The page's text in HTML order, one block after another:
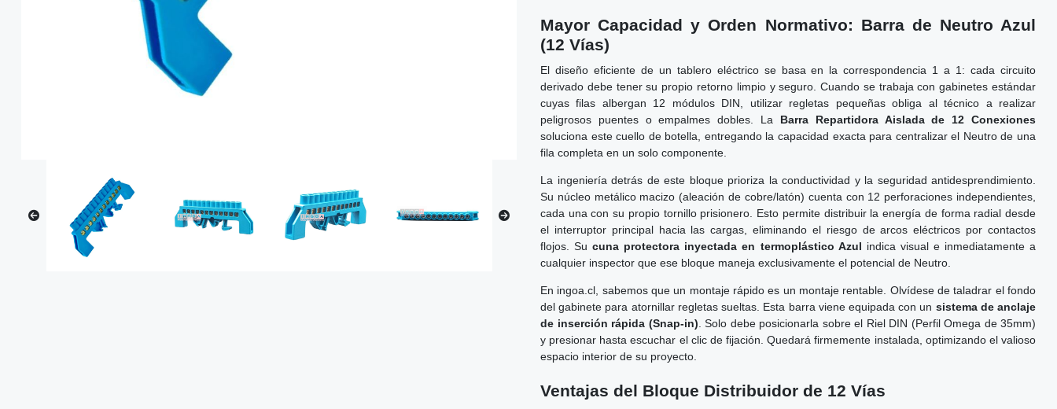
Mayor Capacidad y Orden Normativo: Barra de Neutro Azul
(12 Vías)
El diseño eficiente de un tablero eléctrico se basa en la correspondencia 1 a 1: cada circuito
derivado debe tener su propio retorno limpio y seguro. Cuando se trabaja con gabinetes estándar
cuyas filas albergan 12 módulos DIN, utilizar regletas pequeñas obliga al técnico a realizar
peligrosos puentes o empalmes dobles. La Barra Repartidora Aislada de 12 Conexiones
soluciona este cuello de botella, entregando la capacidad exacta para centralizar el Neutro de una
fila completa en un solo componente.
La ingeniería detrás de este bloque prioriza la conductividad y la seguridad antidesprendimiento.
Su núcleo metálico macizo (aleación de cobre/latón) cuenta con 12 perforaciones independientes,
cada una con su propio tornillo prisionero. Esto permite distribuir la energía de forma radial desde
el interruptor principal hacia las cargas, eliminando el riesgo de arcos eléctricos por contactos
flojos. Sucuna protectora inyectada en termoplástico Azul indica visual e inmediatamente a
cualquier inspector que ese bloque maneja exclusivamente el potencial de Neutro.
En ingoa.cl, sabemos que un montaje rápido es un montaje rentable. Olvídese de taladrar el fondo
del gabinete para atornillar regletas sueltas. Esta barra viene equipada con un sistema de anclaje
de inserción rápida (Snap-in) . Solo debe posicionarla sobre el Riel DIN (Perfil Omega de 35mm)
y presionar hasta escuchar el clic de fijación. Quedará firmemente instalada, optimizando el valioso
espacio interior de su proyecto.
Ventajas del Bloque Distribuidor de 12 Vías